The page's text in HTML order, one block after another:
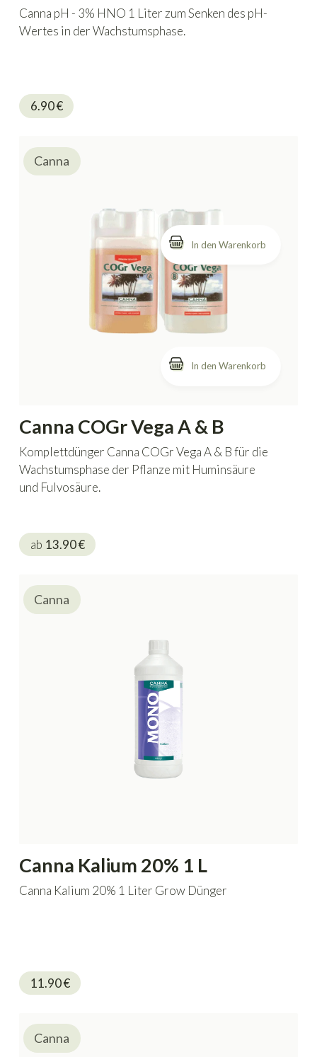
Canna pH - 3% HNO 1 Liter zum Senken des pH-
Wertes in der Wachstumsphase.
6.90€
In den Warenkorb
Canna COGr Vega A & B
Komplettdünger Canna COGr Vega A & B für die
Wachstumsphase der Pflanze mit Huminsäure
und Fulvosäure.
ab 13.90€
Canna
Canna Kalium 20% 1 L
Canna Kalium 20% 1 Liter Grow Dünger
11.90€
Canna
Canna